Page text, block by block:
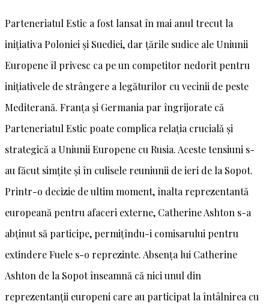
Parteneriatul Estic a fost lansat în mai anul trecut la
inițiativa Poloniei și Suediei, dar țările sudice ale Uniunii
Europene îl privesc ca pe un competitor nedorit pentru
inițiativele de strângere a legăturilor cu vecinii de peste
Mediterană. Franța și Germania par îngrijorate că
Parteneriatul Estic poate complica relația crucială și
strategică a Uniunii Europene cu Rusia. Aceste tensiuni s-
au făcut simțite și în culisele reuniunii de ieri de la Sopot.
Printr-o decizie de ultim moment, înalta reprezentantă
europeană pentru afaceri externe, Catherine Ashton s-a
abținut să participe, permițîndu-i comisarului pentru
extindere Fuele s-o reprezinte. Absența lui Catherine
Ashton de la Sopot înseamnă că nici unul din
reprezentanții europeni care au participat la întâlnirea cu